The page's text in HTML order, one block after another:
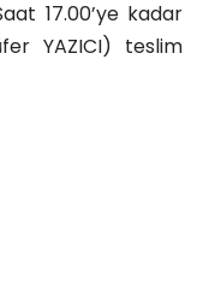
17.00’ye kadar
YAZICI) teslim